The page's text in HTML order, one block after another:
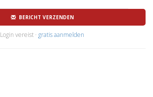
BERICHT VERZENDEN
Login vereist · gratis aanmelden